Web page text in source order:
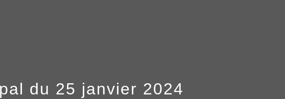
du 25 janvier 2024